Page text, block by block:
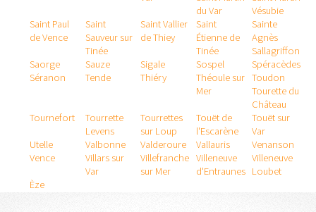
du Var
Vésubie
Saint Paul
de Vence
Saint
Sauveur sur
Tinée
Saint Vallier
de Thiey
Saint
Étienne de
Tinée
Sainte
Agnès
Sallagriffon
Saorge
Sauze Sigale Sospel
Spéracèdes
Séranon
Tende Thiéry
Théoule sur
Mer
Toudon
Tourette du
Château
Tournefort
Tourrette
Levens
Tourrettes
sur Loup
Touët de
l'Escarène
Touët sur
Var
Utelle
Valbonne Valderoure Vallauris
Venanson
Vence
Villars sur
Var
Villefranche
sur Mer
Villeneuve
d'Entraunes
Villeneuve
Loubet
Èze